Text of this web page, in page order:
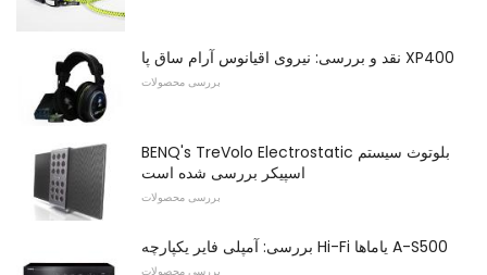
نقد و بررسی: نیروی اقیانوس آرام ساق پا XP400
بررسی محصولات
BENQ's TreVolo Electrostatic بلوتوث سیستم
اسپیکر بررسی شده است
بررسی محصولات
بررسی: آمپلی فایر یکپارچه Hi-Fi یاماها A-S500
بررسی محصولات